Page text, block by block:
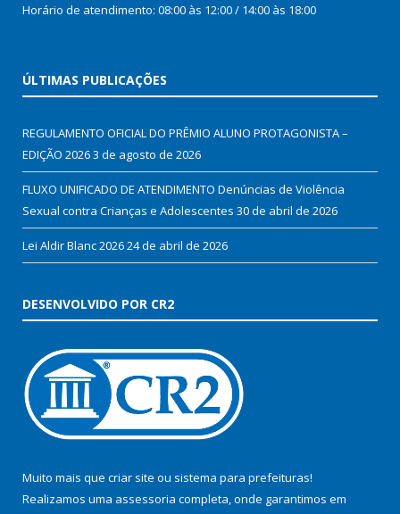
Horário de atendimento: 08:00 às 12:00 / 14:00 às 18:00
ÚLTIMAS PUBLICAÇÕES
REGULAMENTO OFICIAL DO PRÊMIO ALUNO PROTAGONISTA –
EDIÇÃO 20263 de agosto de 2026
FLUXO UNIFICADO DE ATENDIMENTO Denúncias de Violência
Sexual contra Crianças e Adolescentes 30 de abril de 2026
Lei Aldir Blanc 202624 de abril de 2026
DESENVOLVIDO POR CR2
Muito mais que criar site ou sistema para prefeituras!
Realizamos uma assessoria completa, onde garantimos em